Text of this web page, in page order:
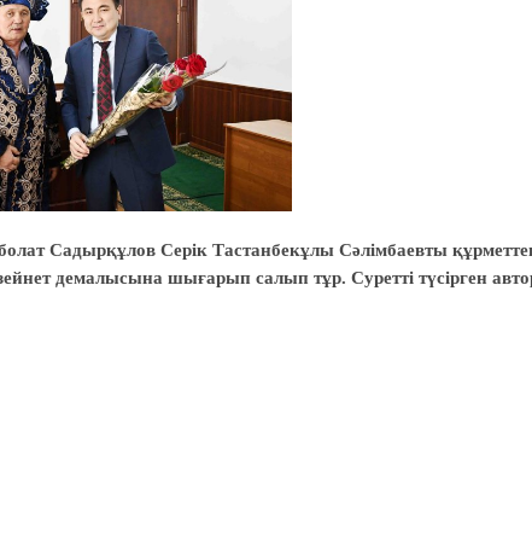
Садырқұлов Серік Тастанбекұлы Сәлімбаевты
демалысына шығарып салып тұр. Суретті түсірген